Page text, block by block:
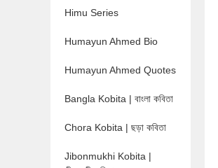
Himu Series
Humayun Ahmed Bio
Humayun Ahmed Quotes
Bangla Kobita | বাংলা কবিতা
Chora Kobita | ছড়া কবিতা
Jibonmukhi Kobita |